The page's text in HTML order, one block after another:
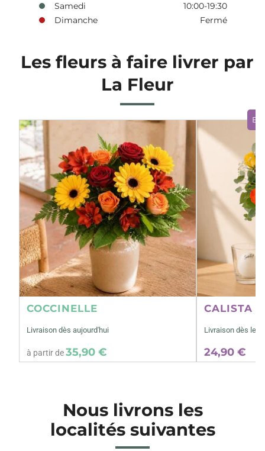
Samedi
10:00-19:30
Dimanche
Fermé
Les fleurs à faire livrer par
La Fleur
COCCINELLE
Livraison dès aujourd'hui
à partir de35,90 €
CALISTA
Livraison dès le
24,90 €
Nous livrons les
localités suivantes